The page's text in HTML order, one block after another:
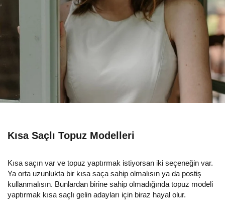
Kısa Saçlı Topuz Modelleri
Kısa saçın var ve topuz yaptırmak istiyorsan iki seçeneğin var.
Ya orta uzunlukta bir kısa saça sahip olmalısın ya da postiş
kullanmalısın. Bunlardan birine sahip olmadığında topuz modeli
yaptırmak kısa saçlı gelin adayları için biraz hayal olur.